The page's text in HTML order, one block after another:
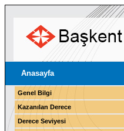
Anasayfa
Genel Bilgi
Kazanılan Derece
Derece Seviyesi